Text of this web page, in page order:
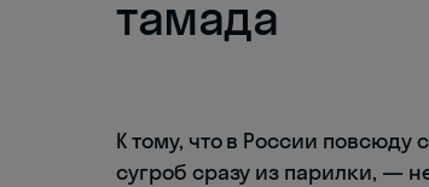
тамада
К тому, что в России повсюду
сугроб сразу из парилки, —